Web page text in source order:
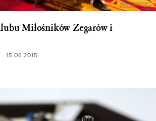
Miłośników Zegarów i
15.06.2015